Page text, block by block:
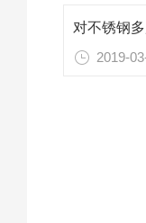
2019-